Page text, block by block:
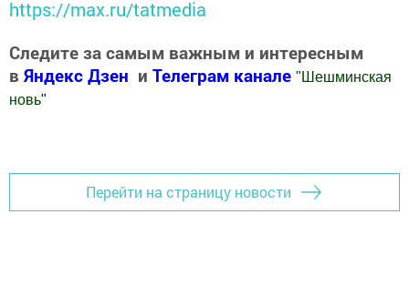
https://max.ru/tatmedia
Следите за самым важным и интересным
в Яндекс Дзен и Телеграм канале " Шешминская
новь"
Перейти на страницу новости